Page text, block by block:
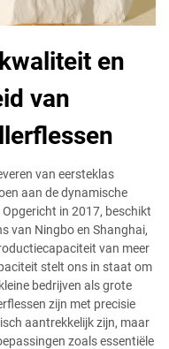
en
van
van eersteklas
aan de dynamische
in 2017, beschikt
van Ningbo en Shanghai,
van meer
stelt ons in staat om
bedrijven als grote
zijn met precisie
aantrekkelijk zijn, maar
zoals essentiële